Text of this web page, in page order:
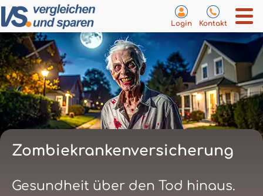
Login Kontakt
Zombiekrankenversicherung
Gesundheit über den Tod hinaus.